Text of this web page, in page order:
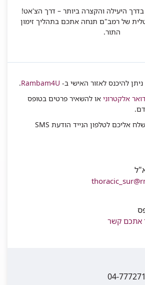
היעילה והקצרה ביותר – דרך הצ'אט!
של רמב"ם תנחה אתכם בתהליך זימון
התור.
ניתן להיכנס לאזור האישי ב- Rambam4U
.
אלקטרוני או להשאיר פרטים בטופס
לאחר קביעת התור תישלח אליכם לטלפון הנייד הודעת SMS
אתכם קשר
04-